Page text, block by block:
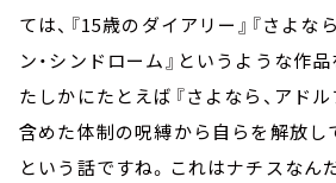
ては、『15歳のダイアリー』『さよな
ン・シンドローム』というような作
たしかにたとえば『さよなら、アドル
含めた体制の呪縛から自らを解放し
という話ですね。これはナチスなん